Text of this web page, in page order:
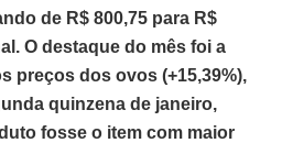
de R$ 800,75 para R$
O destaque do mês foi a
preços dos ovos (+15,39%),
quinzena de janeiro,
fosse o item com maior